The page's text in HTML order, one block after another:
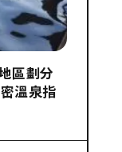
區劃分
溫泉指